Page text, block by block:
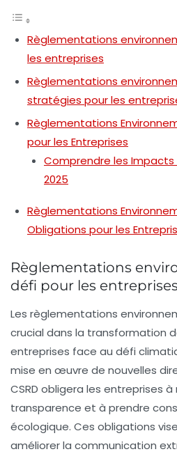
Règlementations
les entreprises
Règlementations
stratégies pour les
Règlementations
pour les Entreprises
Comprendre les Impacts
2025
Règlementations
Obligations pour les
Règlementations
défi pour les entreprises
Les règlementations
crucial dans la transformation
entreprises face au défi
mise en œuvre de nouvelles
CSRD obligera les entreprises à
transparence et à prendre
écologique. Ces obligations
améliorer la communication